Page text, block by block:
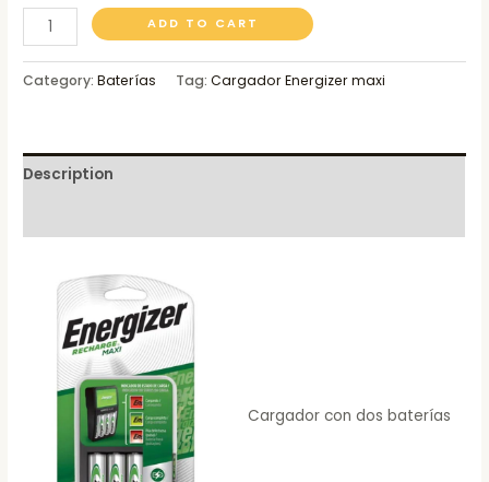
ADD TO CART
Category:Baterías Tag:Cargador Energizer maxi
Description
Cargador con dos baterías